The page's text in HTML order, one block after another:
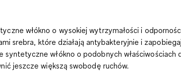
włókno o wysokiej wytrzymałości i
srebra, które działają antybakteryjnie i
syntetyczne włókno o podobnych
jeszcze większą swobodę ruchów.